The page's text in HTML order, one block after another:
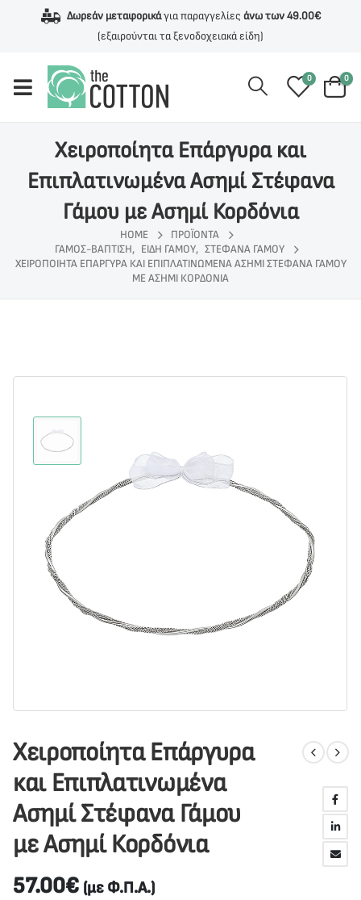
Δωρεάν μεταφορικάγια παραγγελίες άνω των 49.00€
(εξαιρούνται τα ξενοδοχειακά είδη)
0 0
Χειροποίητα Επάργυρα και
Επιπλατινωμένα Ασημί Στέφανα
Γάμου με Ασημί Κορδόνια
HOME
ΠΡΟΪΌΝΤΑ
ΓΆΜΟΣ-ΒΆΠΤΙΣΗ, ΕΊΔΗ ΓΆΜΟΥ, ΣΤΈΦΑΝΑ ΓΆΜΟΥ
ΧΕΙΡΟΠΟΊΗΤΑ ΕΠΆΡΓΥΡΑ ΚΑΙ ΕΠΙΠΛΑΤΙΝΩΜΈΝΑ ΑΣΗΜΊ ΣΤΈΦΑΝΑ ΓΆΜΟΥ
ΜΕ ΑΣΗΜΊ ΚΟΡΔΌΝΙΑ
Χειροποίητα Επάργυρα
και Επιπλατινωμένα
Ασημί Στέφανα Γάμου
με Ασημί Κορδόνια
57.00€ (με Φ.Π.Α.)